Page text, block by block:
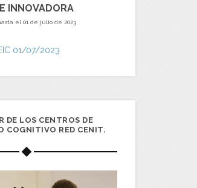
INNOVADORA
el 01 de julio de 2023
DE LOS CENTROS DE
COGNITIVO RED CENIT.